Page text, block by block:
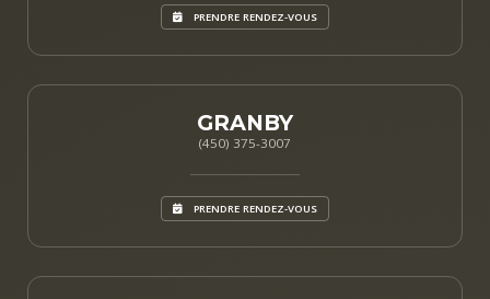
PRENDRE RENDEZ-VOUS
GRANBY
(450) 375-3007
PRENDRE RENDEZ-VOUS